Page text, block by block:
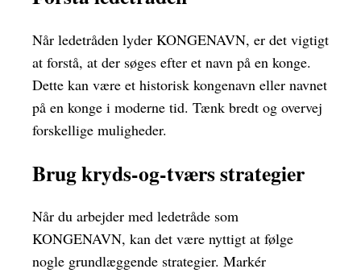
Når ledetråden lyder KONGENAVN, er det vigtigt
at forstå, at der søges efter et navn på en konge.
Dette kan være et historisk kongenavn eller navnet
på en konge i moderne tid. Tænk bredt og overvej
forskellige muligheder.
Brug kryds-og-tværs strategier
Når du arbejder med ledetråde som
KONGENAVN, kan det være nyttigt at følge
nogle grundlæggende strategier. Markér